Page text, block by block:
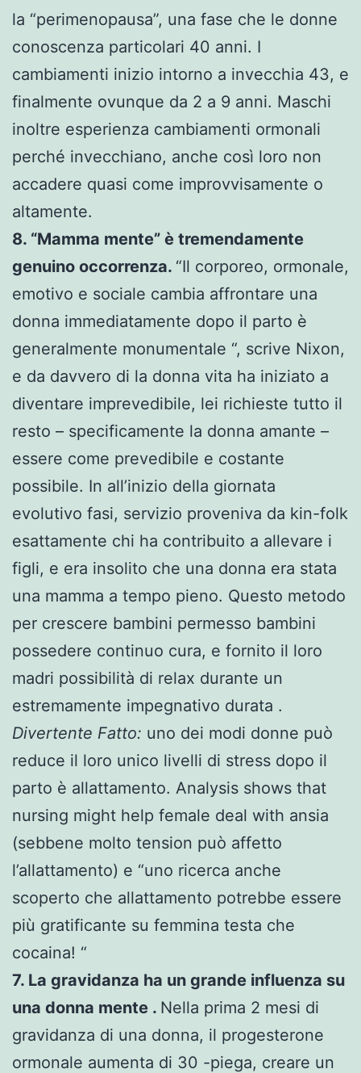
la “perimenopausa”, una fase che le donne
conoscenza particolari 40 anni. I
cambiamenti inizio intorno a invecchia 43, e
finalmente ovunque da 2 a 9 anni. Maschi
inoltre esperienza cambiamenti ormonali
perché invecchiano, anche così loro non
accadere quasi come improvvisamente o
altamente.
8. “Mamma mente” è tremendamente
genuino occorrenza. “Il corporeo, ormonale,
emotivo e sociale cambia affrontare una
donna immediatamente dopo il parto è
generalmente monumentale “, scrive Nixon,
e da davvero di la donna vita ha iniziato a
diventare imprevedibile, lei richieste tutto il
resto – specificamente la donna amante –
essere come prevedibile e costante
possibile. In all’inizio della giornata
evolutivo fasi, servizio proveniva da kin-folk
esattamente chi ha contribuito a allevare i
figli, e era insolito che una donna era stata
una mamma a tempo pieno. Questo metodo
per crescere bambini permesso bambini
possedere continuo cura, e fornito il loro
madri possibilità di relax durante un
estremamente impegnativo durata .
Divertente Fatto: uno dei modi donne può
reduce il loro unico livelli di stress dopo il
parto è allattamento. Analysis shows that
nursing might help female deal with ansia
(sebbene molto tension può affetto
l’allattamento) e “uno ricerca anche
scoperto che allattamento potrebbe essere
più gratificante su femmina testa che
cocaina! “
7. La gravidanza ha un grande influenza su
una donna mente . Nella prima 2 mesi di
gravidanza di una donna, il progesterone
ormonale aumenta di 30 -piega, creare un